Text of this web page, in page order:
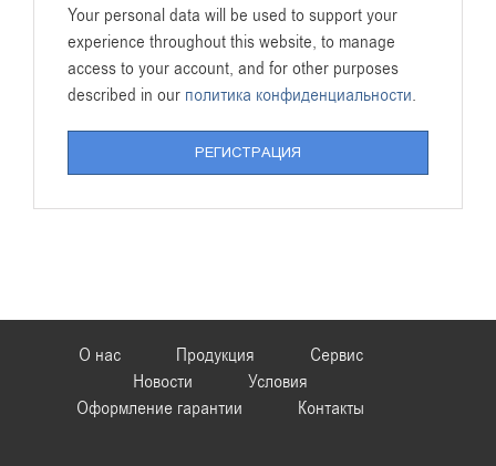
Your personal data will be used to support your
experience throughout this website, to manage
access to your account, and for other purposes
described in our политика конфиденциальности.
РЕГИСТРАЦИЯ
О нас Продукция
Сервис
Новости
Условия
Оформление гарантии
Контакты